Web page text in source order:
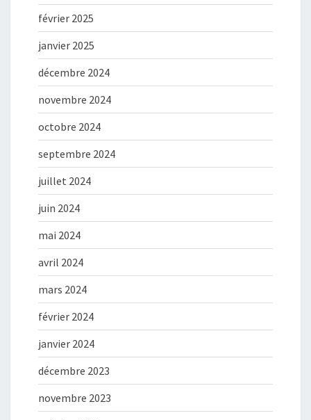
février 2025
janvier 2025
décembre 2024
novembre 2024
octobre 2024
septembre 2024
juillet 2024
juin 2024
mai 2024
avril 2024
mars 2024
février 2024
janvier 2024
décembre 2023
novembre 2023